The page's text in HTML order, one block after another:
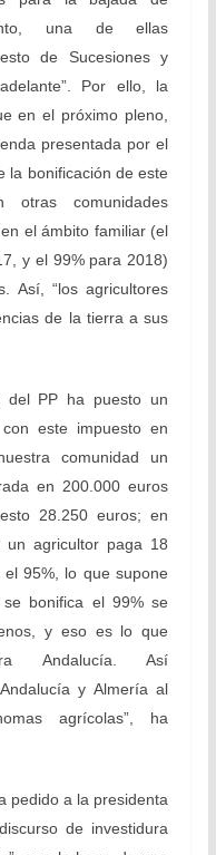
una de ellas
de Sucesiones y
Por ello, la
en el próximo pleno,
presentada por el
la bonificación de este
comunidades
el ámbito familiar (el
y el 99% para 2018)
Así, “los agricultores
de la tierra a sus
del PP ha puesto un
este impuesto en
comunidad un
en 200.000 euros
28.250 euros; en
un agricultor paga 18
95%, lo que supone
bonifica el 99% se
y eso es lo que
Andalucía. Así
y Almería al
agrícolas”, ha
pedido a la presidenta
de investidura